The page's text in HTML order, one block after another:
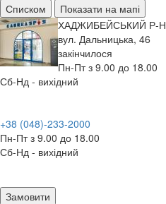
Списком
Показати на мапі
ХАДЖИБЕЙСЬКИЙ Р-Н
вул. Дальницька, 46
закінчилося
Пн-Пт з 9.00 до 18.00
Сб-Нд - вихідний
+38 (048)-233-2000
Пн-Пт з 9.00 до 18.00
Сб-Нд - вихідний
Замовити